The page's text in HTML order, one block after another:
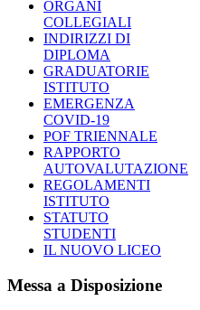
ORGANI
COLLEGIALI
INDIRIZZI DI
DIPLOMA
GRADUATORIE
ISTITUTO
EMERGENZA
COVID-19
POF TRIENNALE
RAPPORTO
AUTOVALUTAZIONE
REGOLAMENTI
ISTITUTO
STATUTO
STUDENTI
IL NUOVO LICEO
Messa a Disposizione